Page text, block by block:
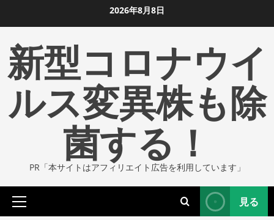
ン
ツ
ま
2026年8月8日
新型コロナウイ
ルス変異株も除
菌する！
PR「本サイトはアフィリエイト広告を利用しています」
プ
見る